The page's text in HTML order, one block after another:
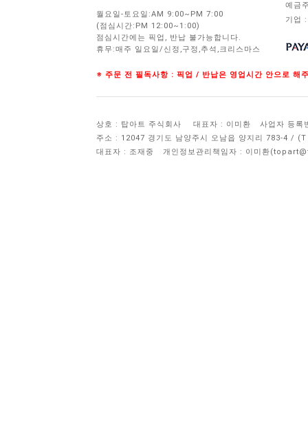
월요일-토요일:AM 9:00~PM 7:00
(점심시간:PM 12:00~1:00)
점심시간에는 픽업, 반납 불가능합니다.
휴무:매주 일요일/신정,구정,추석,크리스마스
예금
기업
※ 주문 전 필독사항 : 픽업 / 반납은 영업시간 안으로 해
상호 : 탑아트 주식회사 대표자 : 이미환
사업자 등록
주소 : 12047 경기도 남양주시 오남읍 양지리 783-4 /
대표자 : 조재중
개인정보관리책임자 : 이미환